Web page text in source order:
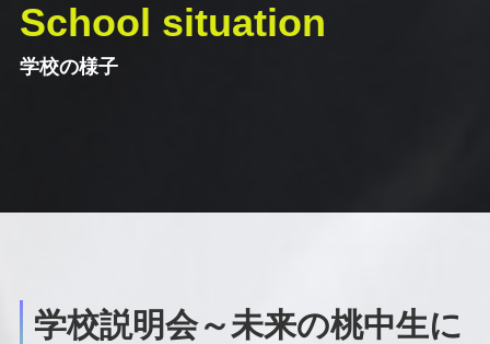
School situation
学校の様子
学校説明会～未来の桃中生に